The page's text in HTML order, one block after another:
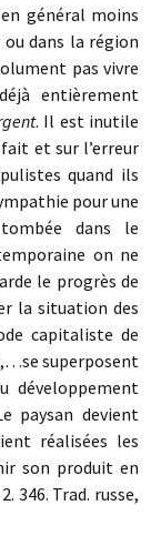
général moins
dans la région
pas vivre
entièrement
. Il est inutile
et sur l’erreur
quand ils
pour une
dans le
on ne
le progrès de
la situation des
capitaliste de
superposent
développement
paysan devient
réalisées les
son produit en
346. Trad. russe,